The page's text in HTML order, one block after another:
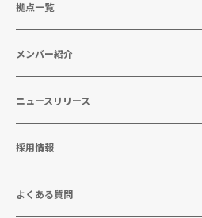
拠点一覧
メンバー紹介
ニュースリリース
採用情報
よくある質問